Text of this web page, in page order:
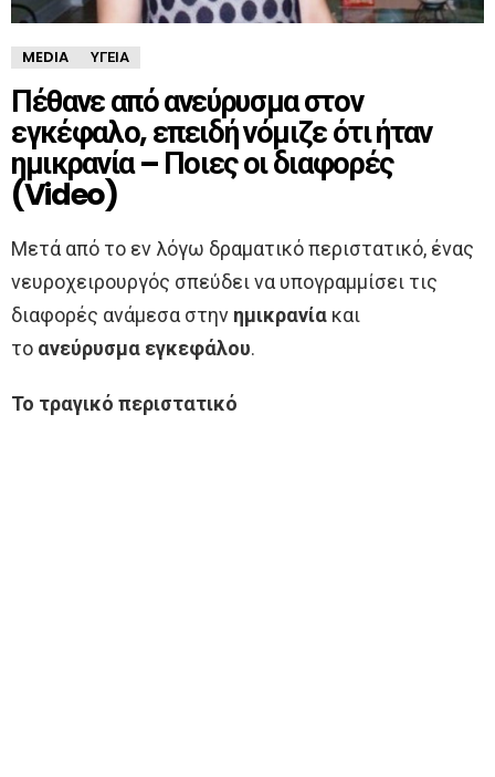
MEDIA ΥΓΕΊΑ
Πέθανε από ανεύρυσμα στον
εγκέφαλο, επειδή νόμιζε ότι ήταν
ημικρανία – Ποιες οι διαφορές
(Video)
Μετά από το εν λόγω δραματικό περιστατικό, ένας
νευροχειρουργός σπεύδει να υπογραμμίσει τις
διαφορές ανάμεσα στην ημικρανία και
το ανεύρυσμα εγκεφάλου.
Το τραγικό περιστατικό